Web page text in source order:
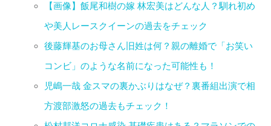
【画像】飯尾和樹の嫁 林宏美はどんな人？馴れ初め
や美人レースクイーンの過去をチェック
後藤輝基のお母さん旧姓は何？親の離婚で「お笑い
コンビ」のような名前になった可能性も！
児嶋一哉 金スマの裏かぶりはなぜ？裏番組出演で相
方渡部激怒の過去もチェック！